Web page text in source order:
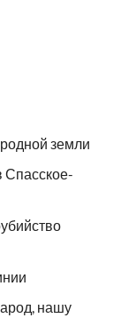
земли
Спасское-
нашу